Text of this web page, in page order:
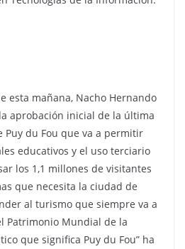
esta mañana, Nacho Hernando
aprobación inicial de la última
Puy du Fou que va a permitir
educativos y el uso terciario
los 1,1 millones de visitantes
que necesita la ciudad de
al turismo que siempre va a
Patrimonio Mundial de la
que significa Puy du Fou” ha